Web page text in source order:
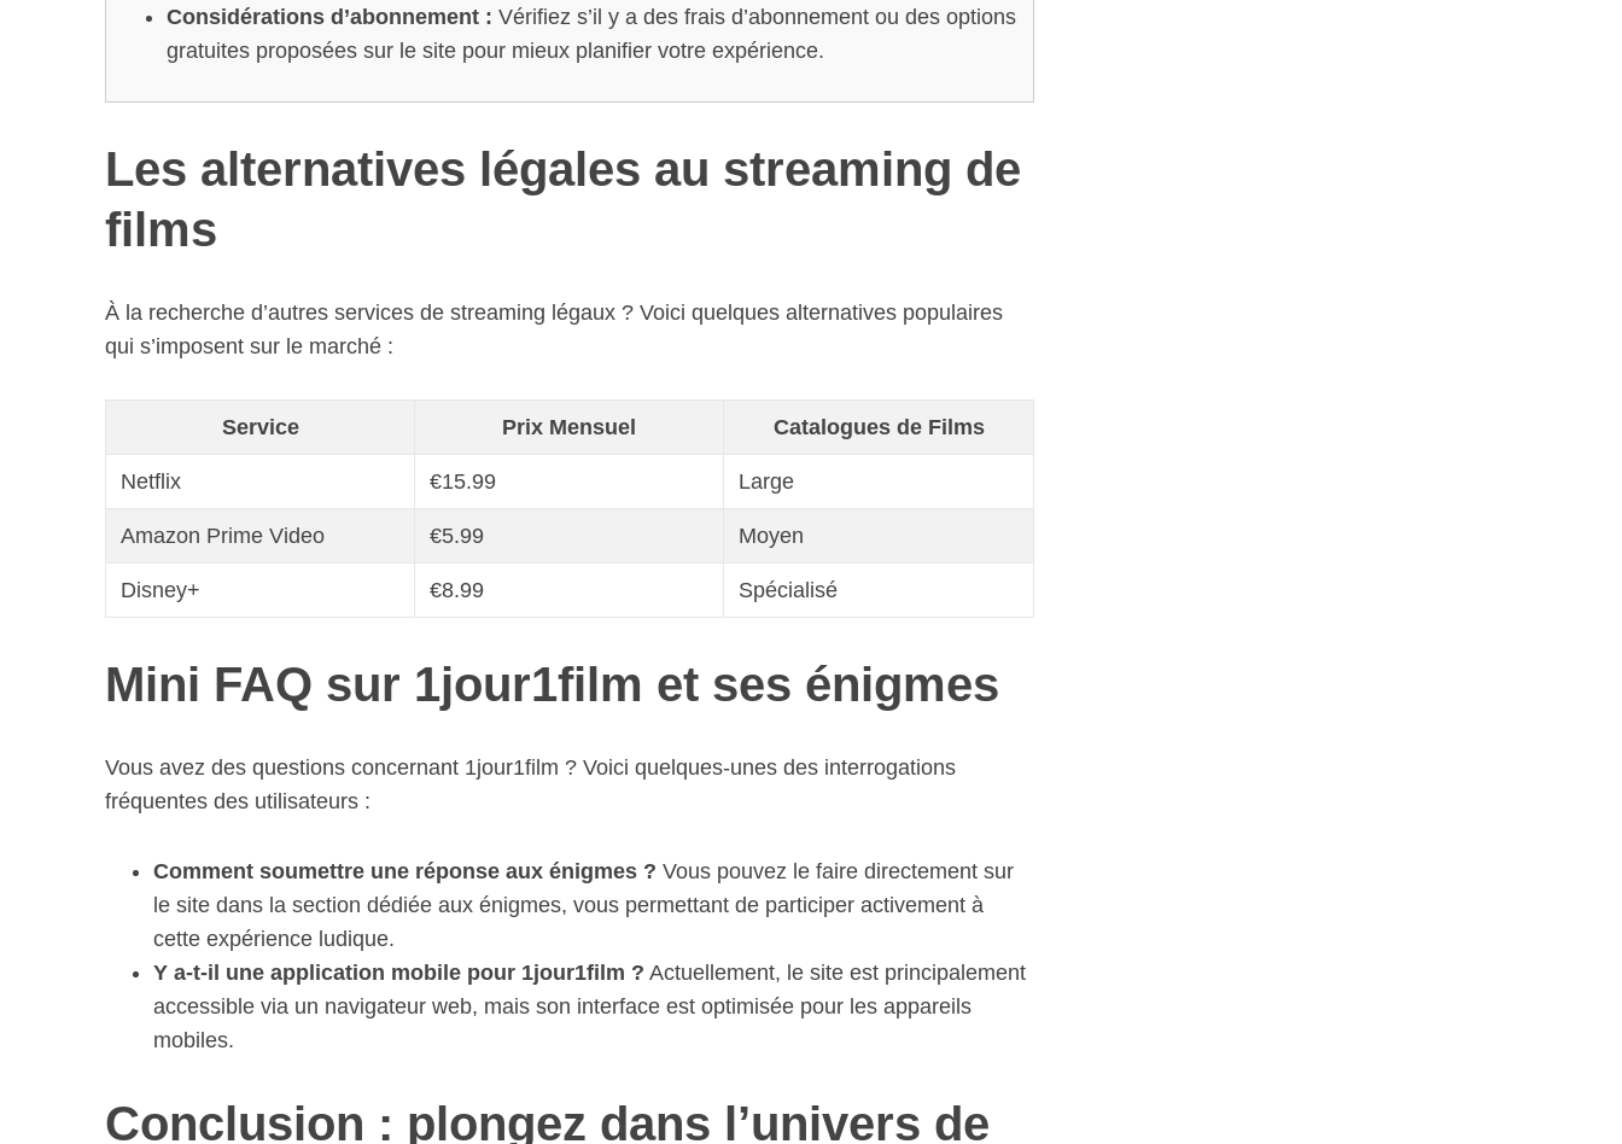
Considérations d’abonnement : Vérifiez s’il y a des frais d’abonnement ou des options
gratuites proposées sur le site pour mieux planifier votre expérience.
Les alternatives légales au streaming de
films
À la recherche d’autres services de streaming légaux ? Voici quelques alternatives populaires
qui s’imposent sur le marché :
Service Prix Mensuel Catalogues de Films
Netflix €15.99 Large
Amazon Prime Video €5.99 Moyen
Disney+ €8.99 Spécialisé
Mini FAQ sur 1jour1film et ses énigmes
Vous avez des questions concernant 1jour1film ? Voici quelques-unes des interrogations
fréquentes des utilisateurs :
Comment soumettre une réponse aux énigmes ? Vous pouvez le faire directement sur
le site dans la section dédiée aux énigmes, vous permettant de participer activement à
cette expérience ludique.
Y a-t-il une application mobile pour 1jour1film ? Actuellement, le site est principalement
accessible via un navigateur web, mais son interface est optimisée pour les appareils
mobiles.
Conclusion : plongez dans l’univers de